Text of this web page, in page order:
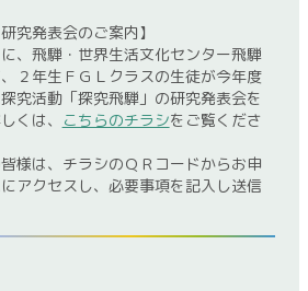
究発表会のご案内】
、飛騨・世界生活文化センター飛騨
２年生ＦＧＬクラスの生徒が今年度
究活動「探究飛騨」の研究発表会を
くは、
こちらのチラシをご覧くださ
様は、チラシのＱＲコードからお申
アクセスし、必要事項を記入し送信